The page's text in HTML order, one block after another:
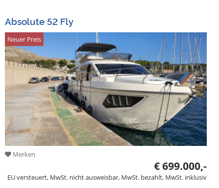
Absolute 52 Fly
Neuer Preis
Merken
€ 699.000,-
EU versteuert, MwSt. nicht ausweisbar, MwSt. bezahlt, MwSt. inklusiv